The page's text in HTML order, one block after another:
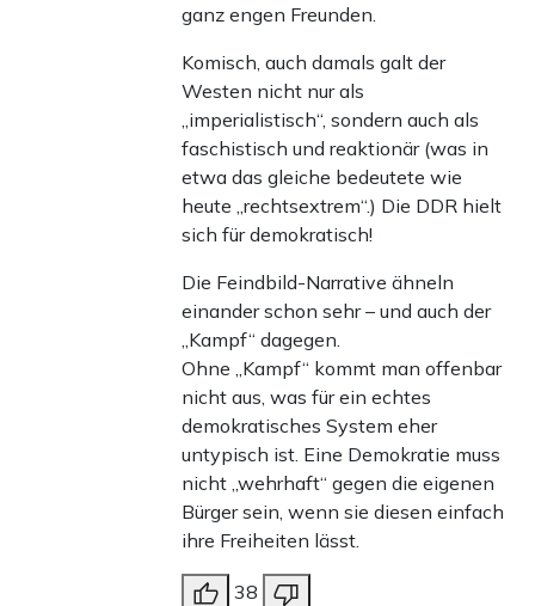
ganz engen Freunden.
Komisch, auch damals galt der
Westen nicht nur als
„imperialistisch“, sondern auch als
faschistisch und reaktionär (was in
etwa das gleiche bedeutete wie
heute „rechtsextrem“.) Die DDR hielt
sich für demokratisch!
Die Feindbild-Narrative ähneln
einander schon sehr – und auch der
„Kampf“ dagegen.
Ohne „Kampf“ kommt man offenbar
nicht aus, was für ein echtes
demokratisches System eher
untypisch ist. Eine Demokratie muss
nicht „wehrhaft“ gegen die eigenen
Bürger sein, wenn sie diesen einfach
ihre Freiheiten lässt.
38